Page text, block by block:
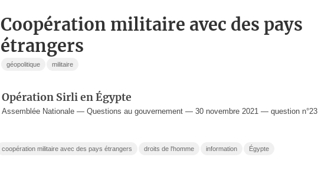
coopération militaire avec des pays
étrangers
géopolitique militaire
Opération Sirli en Égypte
Assemblée Nationale — Questions au gouvernement — 30 novembre 2021 — question n°23
coopération militaire avec des pays étrangers droits de l'homme information Égypte